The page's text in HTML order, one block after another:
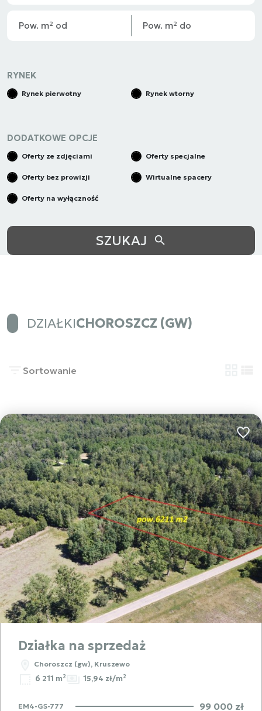
RYNEK
Rynek pierwotny Rynek wtorny
DODATKOWE OPCJE
Oferty ze zdjęciami Oferty specjalne
Oferty bez prowizji Wirtualne spacery
Oferty na wyłączność
SZUKAJ
DZIAŁKICHOROSZCZ (GW)
Sortowanie
Działka na sprzedaż
Choroszcz (gw), Kruszewo
6 211 m2 15,94 zł/m2
EM4-GS-777 99 000 zł